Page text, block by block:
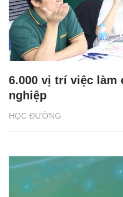
HỌC ĐƯỜNG
6.000 vị trí việc làm
nghiệp